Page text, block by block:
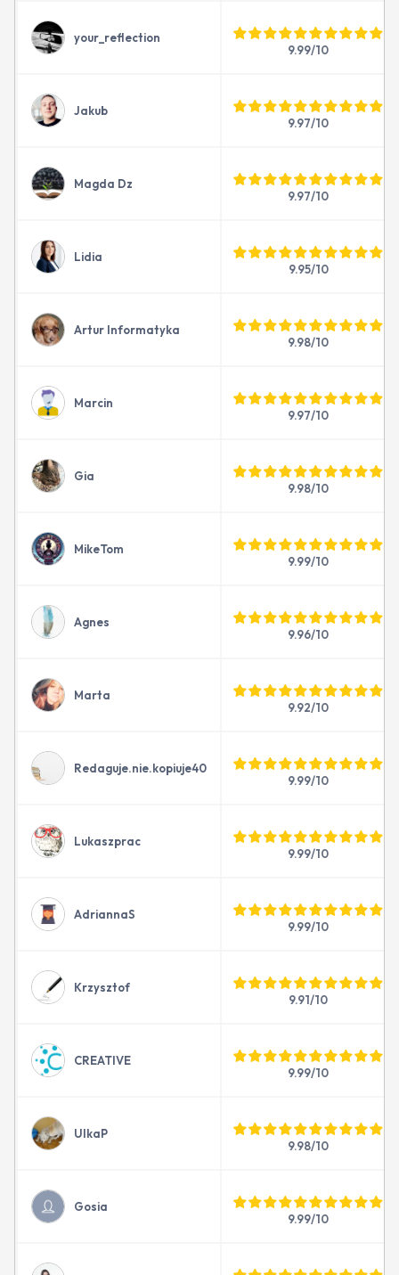
your_reflection
9.99/10
Jakub
9.97/10
Magda Dz
9.97/10
Lidia
9.95/10
Artur Informatyka
9.98/10
Marcin
9.97/10
Gia
9.98/10
MikeTom
9.99/10
Agnes
9.96/10
Marta
9.92/10
Redaguje.nie.kopiuje40
9.99/10
Lukaszprac
9.99/10
AdriannaS
9.99/10
Krzysztof
9.91/10
CREATIVE
9.99/10
UlkaP
9.98/10
Gosia
9.99/10